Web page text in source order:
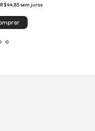
R$44,85 sem juros